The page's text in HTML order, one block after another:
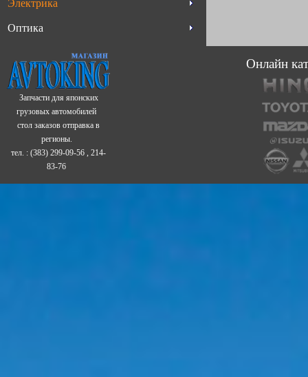
Электрика
Оптика
Онлайн
Запчасти для японских
грузовых автомобилей
стол заказов отправка в
регионы.
тел. : (383) 299-09-56 , 214-
83-76